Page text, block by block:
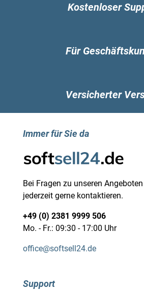
Kostenloser
Für
Versicherter
Immer für Sie da
Bei Fragen zu unseren
jederzeit gerne kontaktieren.
+49 (0) 2381 9999 506
Mo. - Fr.: 09:30 - 17:00 Uhr
office@softsell24.de
Support